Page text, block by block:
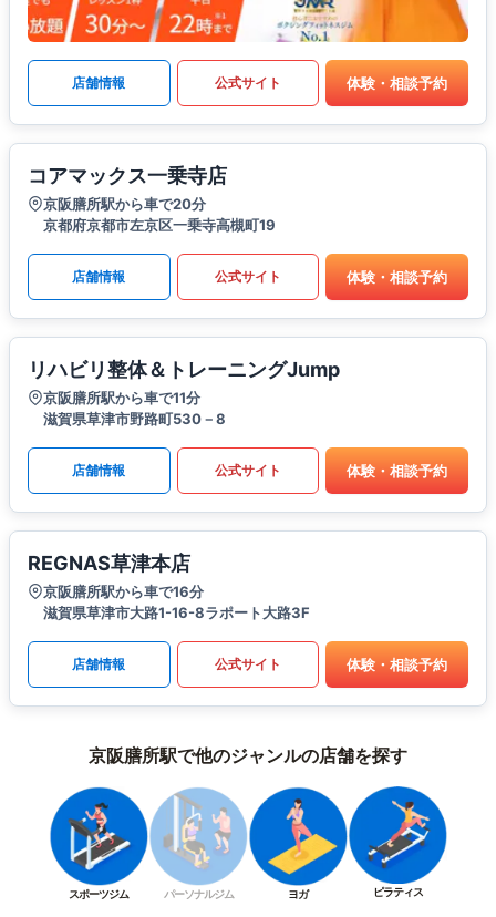
店舗情報 公式サイト 体験・相談予約
コアマックス一乗寺店
京阪膳所駅から車で20分
京都府京都市左京区一乗寺高槻町19
店舗情報 公式サイト 体験・相談予約
リハビリ整体＆トレーニングJump
京阪膳所駅から車で11分
滋賀県草津市野路町530－8
店舗情報 公式サイト 体験・相談予約
REGNAS草津本店
京阪膳所駅から車で16分
滋賀県草津市大路1-16-8ラポート大路3F
店舗情報 公式サイト 体験・相談予約
京阪膳所駅で他のジャンルの店舗を探す
スポーツジム パーソナルジム ヨガ ピラティス